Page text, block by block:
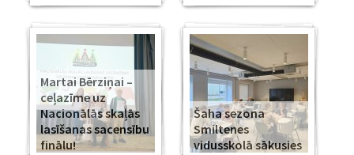
Martai Bērziņai –
ceļazīme uz
Nacionālās skaļās
lasīšanas sacensību
finālu!
Šaha sezona
Smiltenes
vidusskolā sākusies